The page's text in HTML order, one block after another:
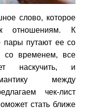
слово, которое
отношениям. К
пары путают ее со
со временем, все
наскучить, и
между
чек-лист
стать ближе